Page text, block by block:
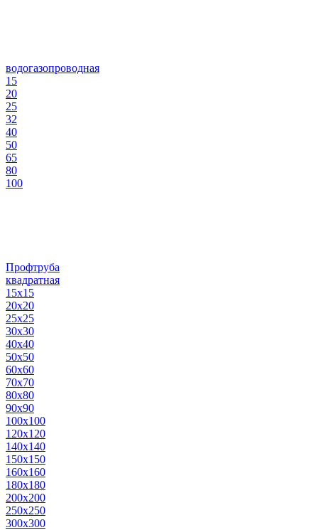
водогазопроводная
15
20
25
32
40
50
65
80
100
Профтруба
квадратная
15х15
20х20
25х25
30х30
40х40
50х50
60х60
70х70
80х80
90х90
100х100
120х120
140х140
150х150
160х160
180х180
200х200
250х250
300х300